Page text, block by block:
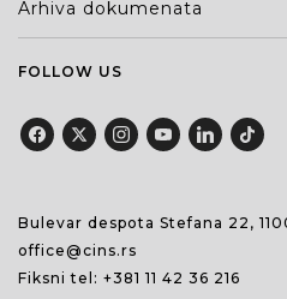
Arhiva dokumenata
FOLLOW US
Bulevar despota Stefana 22,
office@cins.rs
Fiksni tel: +381 11 42 36 216